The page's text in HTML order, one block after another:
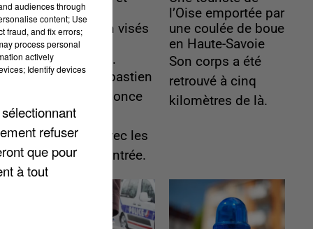
Raphaël
Glucksmann visés
par des
ingérences...
Sollicité, Sébastien
Lecornu annonce
un "travail
commun" avec les
partis à la rentrée.
l’Oise emportée par
une coulée de boue
en Haute-Savoie
Son corps a été
retrouvé à cinq
kilomètres de là.
audiences through
content; Use
fraud, and fix errors;
process personal
actively
Identify devices
refuser
que pour
à tout